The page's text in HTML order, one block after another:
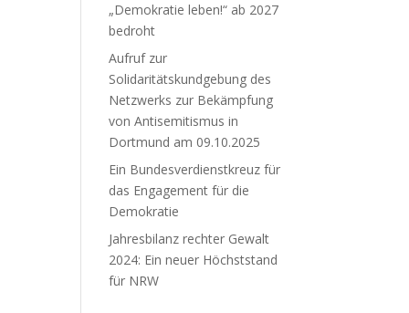
„Demokratie leben!“ ab 2027
bedroht
Aufruf zur
Solidaritätskundgebung des
Netzwerks zur Bekämpfung
von Antisemitismus in
Dortmund am 09.10.2025
Ein Bundesverdienstkreuz für
das Engagement für die
Demokratie
Jahresbilanz rechter Gewalt
2024: Ein neuer Höchststand
für NRW